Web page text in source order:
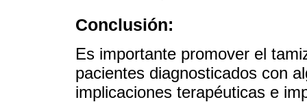
Conclusión:
Es importante promover el
pacientes diagnosticados con
implicaciones terapéuticas e